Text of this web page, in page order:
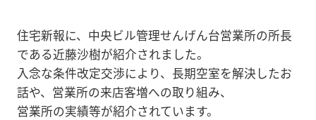
住宅新報に、中央ビル管理せんげん台営業所の所長
である近藤沙樹が紹介されました。
入念な条件改定交渉により、長期空室を解決したお
話や、営業所の来店客増への取り組み、
営業所の実績等が紹介されています。